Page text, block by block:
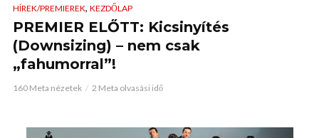
HÍREK/PREMIEREK, KEZDŐLAP
PREMIER ELŐTT: Kicsinyítés
(Downsizing) – nem csak
„fahumorral”!
160 Meta nézetek 2 Meta olvasási idő